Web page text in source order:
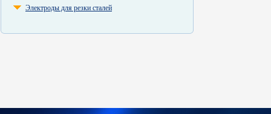
Электроды для резки сталей